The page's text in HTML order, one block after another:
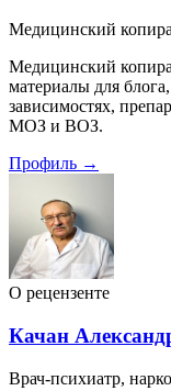
Медицинский
Медицинский
материалы для
зависимостях,
МОЗ и ВОЗ.
Профиль →
О рецензенте
Качан
Врач-психиатр,